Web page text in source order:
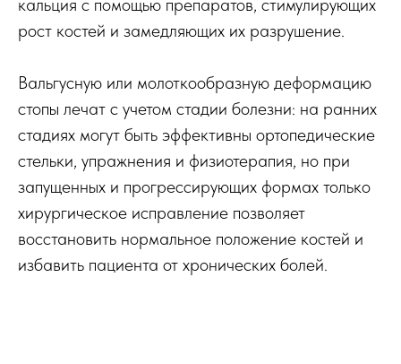
рост костей и замедляющих их разрушение.
Вальгусную или молоткообразную деформацию
стопы лечат с учетом стадии болезни: на ранних
стадиях могут быть эффективны ортопедические
стельки, упражнения и физиотерапия, но при
запущенных и прогрессирующих формах только
хирургическое исправление позволяет
восстановить нормальное положение костей и
избавить пациента от хронических болей.